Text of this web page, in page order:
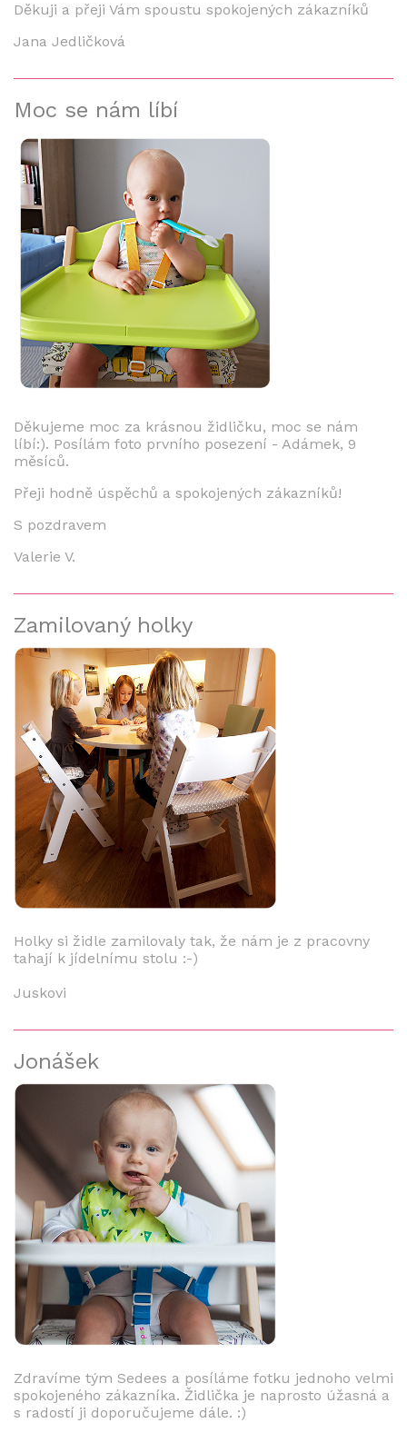
Děkuji a přeji Vám spoustu spokojených zákazníků
Jana Jedličková
Moc se nám líbí
Děkujeme moc za krásnou židličku, moc se nám
líbí:). Posílám foto prvního posezení - Adámek, 9
měsíců.
Přeji hodně úspěchů a spokojených zákazníků!
S pozdravem
Valerie V.
Zamilovaný holky
Holky si židle zamilovaly tak, že nám je z pracovny
tahají k jídelnímu stolu :-)
Juskovi
Jonášek
Zdravíme tým Sedees a posíláme fotku jednoho velmi
spokojeného zákazníka. Židlička je naprosto úžasná a
s radostí ji doporučujeme dále. :)